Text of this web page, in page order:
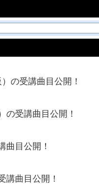
の受講曲目公開！
の受講曲目公開！
曲目公開！
講曲目公開！